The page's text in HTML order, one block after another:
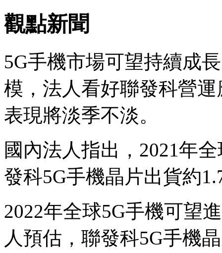
觀點新聞
5G手機市場可望持續成
模，法人看好聯發科營
表現將淡季不淡。
國內法人指出，2021年
發科5G手機晶片出貨約
2022年全球5G手機可望
人預估，聯發科5G手機